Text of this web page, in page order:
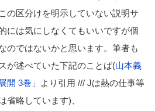
の区分けを明示していない説明サ
には気にしなくてもいいですが個
のではないかと思います。筆者も
が述べていた下記のことば(山本義
開 3巻」
より引用 /// Jは熱の仕事等
省略しています)、